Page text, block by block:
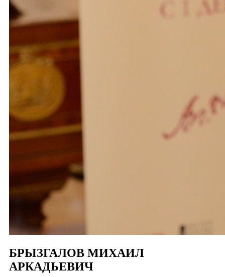
БРЫЗГАЛОВ МИХАИЛ
АРКАДЬЕВИЧ